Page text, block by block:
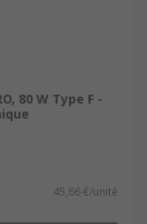
80 W Type F -
45,66 €/unité